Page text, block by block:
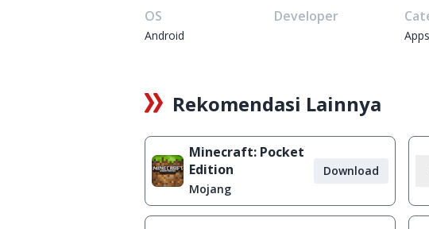
OS
Android
Developer
Apps
Rekomendasi Lainnya
Minecraft: Pocket
Edition
Mojang
Download